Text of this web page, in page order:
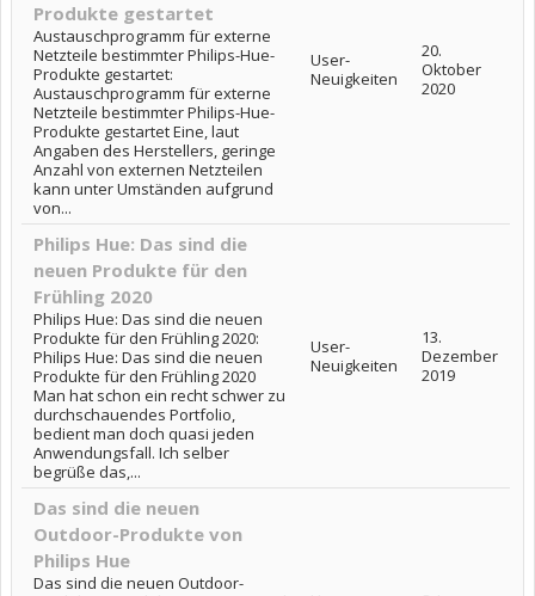
Produkte gestartet
Austauschprogramm für externe
Netzteile bestimmter Philips-Hue-
Produkte gestartet:
Austauschprogramm für externe
Netzteile bestimmter Philips-Hue-
Produkte gestartet Eine, laut
Angaben des Herstellers, geringe
Anzahl von externen Netzteilen
kann unter Umständen aufgrund
von...
User-
Neuigkeiten
20.
Oktober
2020
Philips Hue: Das sind die
neuen Produkte für den
Frühling 2020
Philips Hue: Das sind die neuen
Produkte für den Frühling 2020:
Philips Hue: Das sind die neuen
Produkte für den Frühling 2020
Man hat schon ein recht schwer zu
durchschauendes Portfolio,
bedient man doch quasi jeden
Anwendungsfall. Ich selber
begrüße das,...
User-
Neuigkeiten
13.
Dezember
2019
Das sind die neuen
Outdoor-Produkte von
Philips Hue
Das sind die neuen Outdoor-